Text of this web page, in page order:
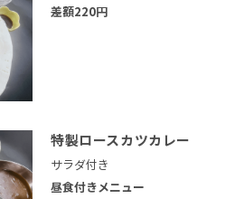
差額220円
特製ロースカツカレー
サラダ付き
昼食付きメニュー